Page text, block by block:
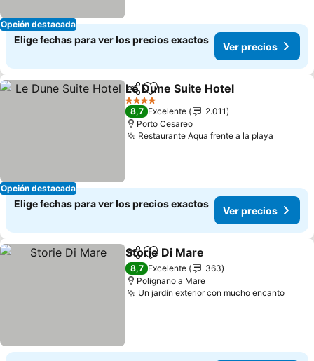
Opción destacada
Elige fechas para ver los precios exactos
Ver precios
Opción destacada
CompartirAgregar a favoritos
Le Dune Suite Hotel
4 Estrellas
8,7 Excelente
2.011
Porto Cesareo
Restaurante Aqua frente a la playa
Elige fechas para ver los precios exactos
Ver precios
CompartirAgregar a favoritos
Storie Di Mare
8,7 Excelente
363
Polignano a Mare
Un jardín exterior con mucho encanto